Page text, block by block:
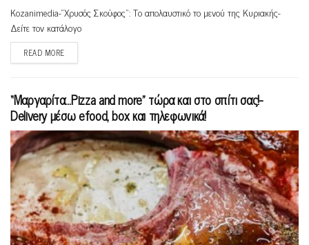
Kozanimedia-"Xρυσός Σκούφος": Το απολαυστικό το μενού της Κυριακής-
Δείτε τον κατάλογο
READ MORE
“Mαργαρίτα…Pizza and more” τώρα και στο σπίτι σας!-
Delivery μέσω efood, box και τηλεφωνικά!